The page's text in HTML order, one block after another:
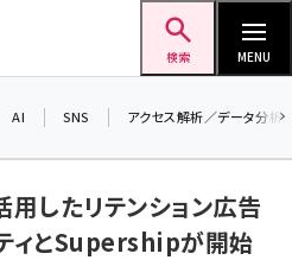
検索 MENU
AI SNS アクセス解析／データ分析
したリテンション広告
ィとSupershipが開始
る